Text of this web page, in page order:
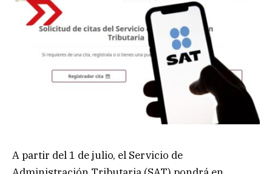
A partir del 1 de julio, el Servicio de